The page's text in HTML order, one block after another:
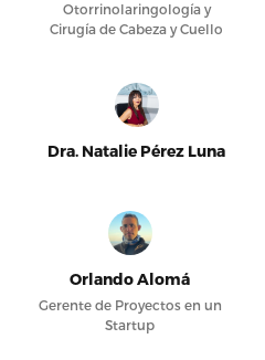
Otorrinolaringología y
Cirugía de Cabeza y Cuello
Dra. Natalie Pérez Luna
Orlando Alomá
Gerente de Proyectos en un
Startup